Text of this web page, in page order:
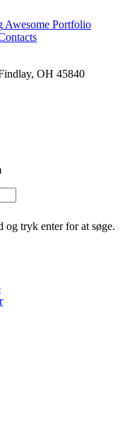
Awesome Portfolio
OH 45840
og tryk enter for at søge.